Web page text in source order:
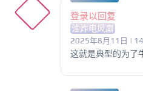
登录以回复
油炸电风扇
2025年8月11日 |
这就是典型的为了